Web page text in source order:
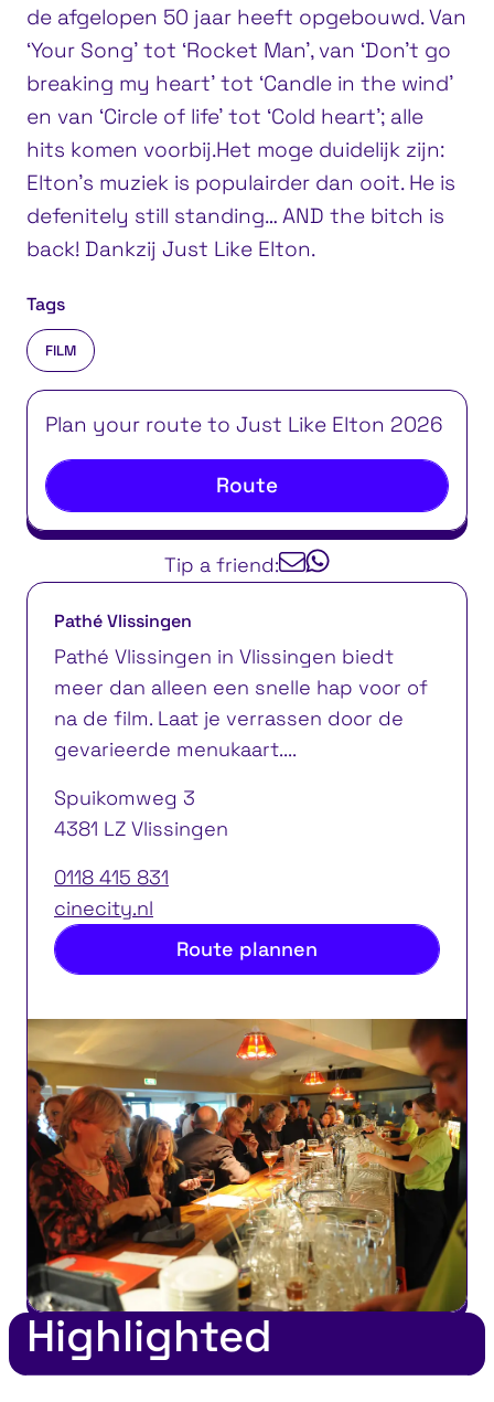
de afgelopen 50 jaar heeft opgebouwd. Van
‘Your Song’ tot ‘Rocket Man’, van ‘Don’t go
breaking my heart’ tot ‘Candle in the wind’
en van ‘Circle of life’ tot ‘Cold heart’; alle
hits komen voorbij.Het moge duidelijk zijn:
Elton’s muziek is populairder dan ooit. He is
defenitely still standing… AND the bitch is
back! Dankzij Just Like Elton.
Tags
FILM
Plan your route to Just Like Elton 2026
Route
Tip a friend:
Pathé Vlissingen
Pathé Vlissingen in Vlissingen biedt
meer dan alleen een snelle hap voor of
na de film. Laat je verrassen door de
gevarieerde menukaart....
Spuikomweg 3
4381 LZ Vlissingen
0118 415 831
cinecity.nl
Route plannen
Highlighted